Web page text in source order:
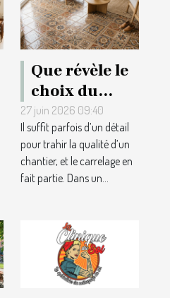
Que révèle le
choix du
carrelage sur
une
réalisation
réussie ?
27 juin 2026 09:40
Il suffit parfois d’un détail
pour trahir la qualité d’un
chantier, et le carrelage en
fait partie. Dans un...